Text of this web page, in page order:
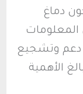
دماغ
دعم وتشجيع
الأهمية